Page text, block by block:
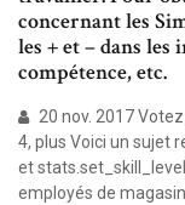
concernant les
les + et – dans les
compétence, etc.
20 nov. 2017
4, plus Voici un sujet
et
employés de